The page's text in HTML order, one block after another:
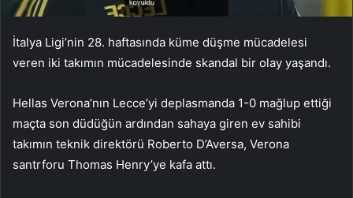
İtalya Ligi’nin 28. haftasında küme düşme mücadelesi
veren iki takımın mücadelesinde skandal bir olay yaşandı.
Hellas Verona’nın Lecce’yi deplasmanda 1-0 mağlup ettiği
maçta son düdüğün ardından sahaya giren ev sahibi
takımın teknik direktörü Roberto D’Aversa, Verona
santrforu Thomas Henry’ye kafa attı.